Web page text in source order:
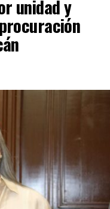
unidad y